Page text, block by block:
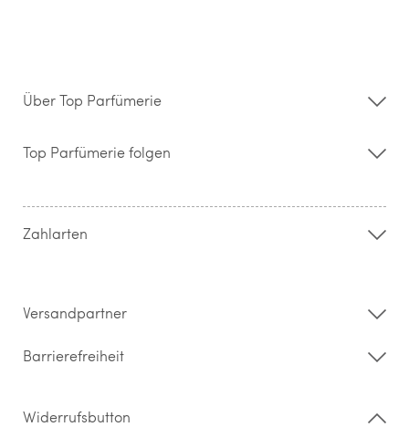
Über Top Parfümerie
Storefinder
Kontakt
Widerrufsrecht & Rückgabebedingungen
Top Parfümerie folgen
Zahlarten
Versandpartner
Barrierefreiheit
Widerrufsbutton